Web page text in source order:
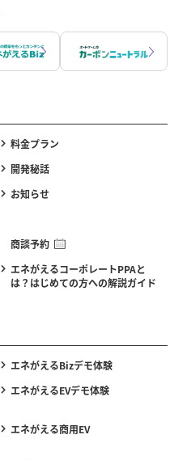
料金プラン
開発秘話
お知らせ
商談予約
エネがえるコーポレートPPAと
は？はじめての方への解説ガイド
エネがえるBizデモ体験
エネがえるEVデモ体験
エネがえる商用EV